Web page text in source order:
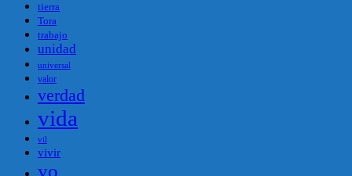
tierra
Tora
trabajo
unidad
universal
valor
verdad
vida
vil
vivir
yo